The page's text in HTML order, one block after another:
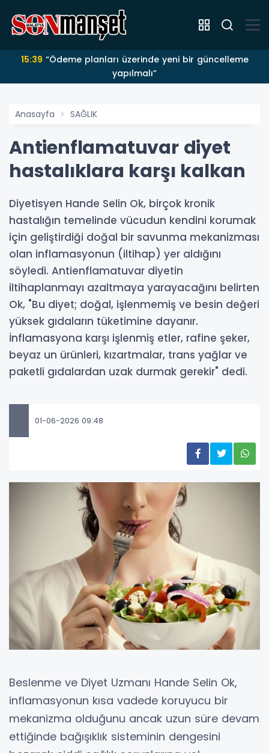
15:39
yapılmalı”
Anasayfa SAĞLIK
Antienflamatuvar diyet
hastalıklara karşı kalkan
Diyetisyen Hande Selin Ok, birçok kronik
hastalığın temelinde vücudun kendini korumak
için geliştirdiği doğal bir savunma mekanizması
olan inflamasyonun (iltihap) yer aldığını
söyledi. Antienflamatuvar diyetin
iltihaplanmayı azaltmaya yarayacağını belirten
Ok, "Bu diyet; doğal, işlenmemiş ve besin değeri
yüksek gıdaların tüketimine dayanır.
İnflamasyona karşı işlenmiş etler, rafine şeker,
beyaz un ürünleri, kızartmalar, trans yağlar ve
paketli gıdalardan uzak durmak gerekir" dedi.
01-06-2026 09:48
Beslenme ve Diyet Uzmanı Hande Selin Ok,
inflamasyonun kısa vadede koruyucu bir
mekanizma olduğunu ancak uzun süre devam
ettiğinde bağışıklık sisteminin dengesini